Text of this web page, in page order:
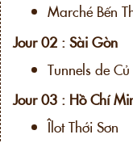
Marché Bến
Jour 02 : Sài Gòn
Tunnels de
Jour 03 : Hồ Chí
Îlot Thới Sơn